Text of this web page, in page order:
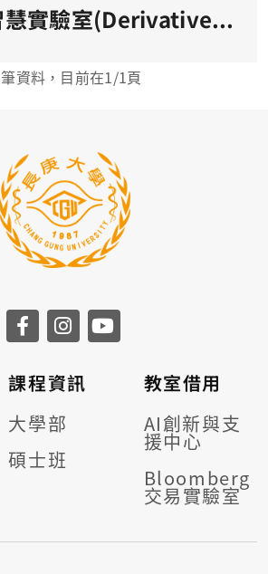
期貨人工智慧實驗室(Derivatives AI Lab)
筆資料，目前在1/1頁
課程資訊
大學部
碩士班
教室借用
AI創新與支
援中心
Bloomberg
交易實驗室